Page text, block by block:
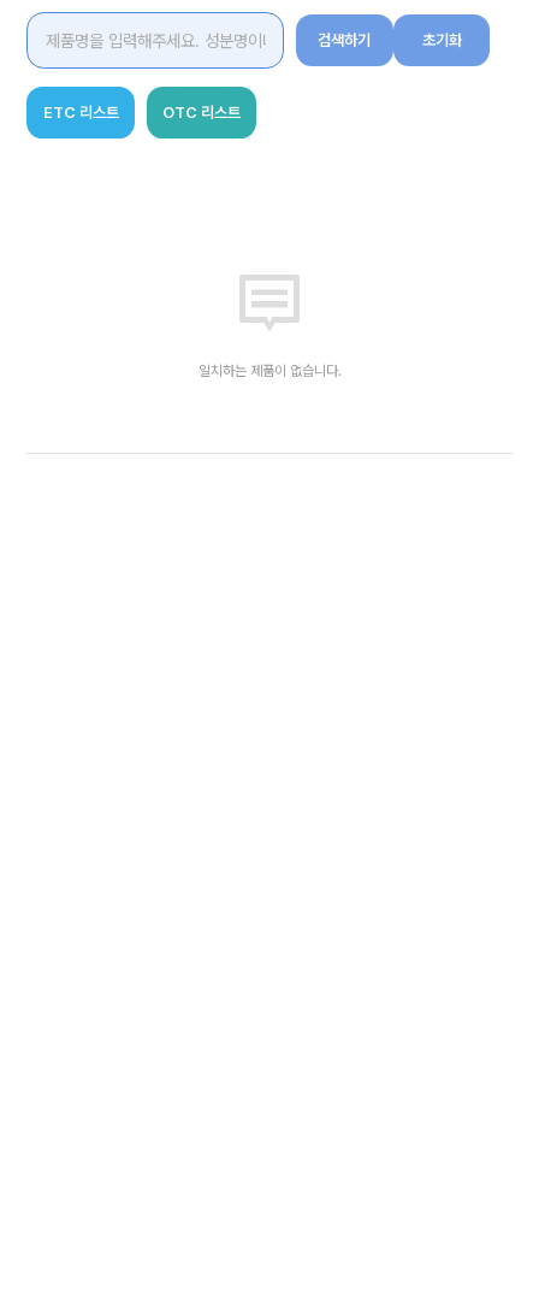
검색하기 초기화
ETC 리스트 OTC 리스트
일치하는 제품이 없습니다.